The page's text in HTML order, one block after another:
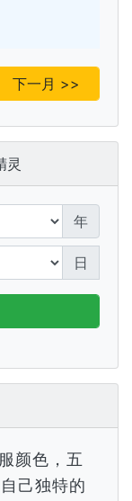
下一月 >>
灵
年
日
颜色，五
己独特的